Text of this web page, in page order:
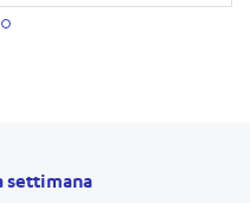
settimana